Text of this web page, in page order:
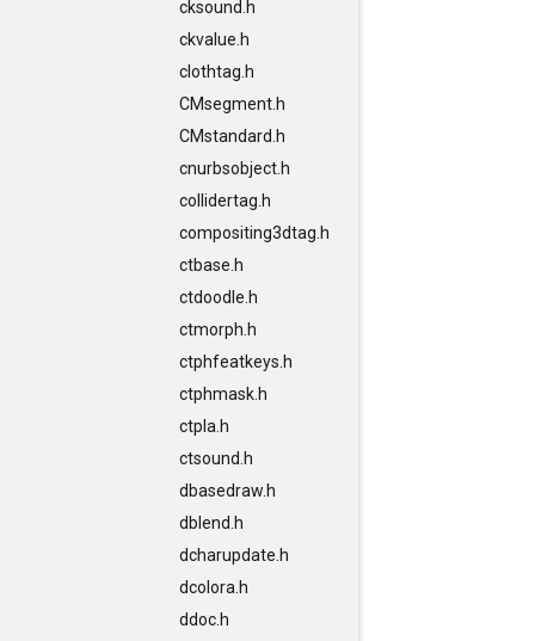
cksound.h
ckvalue.h
clothtag.h
CMsegment.h
CMstandard.h
cnurbsobject.h
collidertag.h
compositing3dtag.h
ctbase.h
ctdoodle.h
ctmorph.h
ctphfeatkeys.h
ctphmask.h
ctpla.h
ctsound.h
dbasedraw.h
dblend.h
dcharupdate.h
dcolora.h
ddoc.h